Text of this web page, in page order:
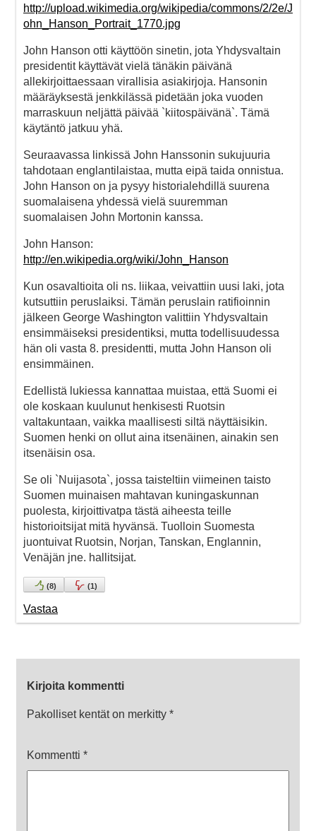
http://upload.wikimedia.org/wikipedia/commons/2/2e/J
ohn_Hanson_Portrait_1770.jpg
John Hanson otti käyttöön sinetin, jota Yhdysvaltain
presidentit käyttävät vielä tänäkin päivänä
allekirjoittaessaan virallisia asiakirjoja. Hansonin
määräyksestä jenkkilässä pidetään joka vuoden
marraskuun neljättä päivää `kiitospäivänä`. Tämä
käytäntö jatkuu yhä.
Seuraavassa linkissä John Hanssonin sukujuuria
tahdotaan englantilaistaa, mutta eipä taida onnistua.
John Hanson on ja pysyy historialehdillä suurena
suomalaisena yhdessä vielä suuremman
suomalaisen John Mortonin kanssa.
John Hanson:
http://en.wikipedia.org/wiki/John_Hanson
Kun osavaltioita oli ns. liikaa, veivattiin uusi laki, jota
kutsuttiin peruslaiksi. Tämän peruslain ratifioinnin
jälkeen George Washington valittiin Yhdysvaltain
ensimmäiseksi presidentiksi, mutta todellisuudessa
hän oli vasta 8. presidentti, mutta John Hanson oli
ensimmäinen.
Edellistä lukiessa kannattaa muistaa, että Suomi ei
ole koskaan kuulunut henkisesti Ruotsin
valtakuntaan, vaikka maallisesti siltä näyttäisikin.
Suomen henki on ollut aina itsenäinen, ainakin sen
itsenäisin osa.
Se oli `Nuijasota`, jossa taisteltiin viimeinen taisto
Suomen muinaisen mahtavan kuningaskunnan
puolesta, kirjoittivatpa tästä aiheesta teille
historioitsijat mitä hyvänsä. Tuolloin Suomesta
juontuivat Ruotsin, Norjan, Tanskan, Englannin,
Venäjän jne. hallitsijat.
(8) (1)
Vastaa
Kirjoita kommentti
Pakolliset kentät on merkitty *
Kommentti *